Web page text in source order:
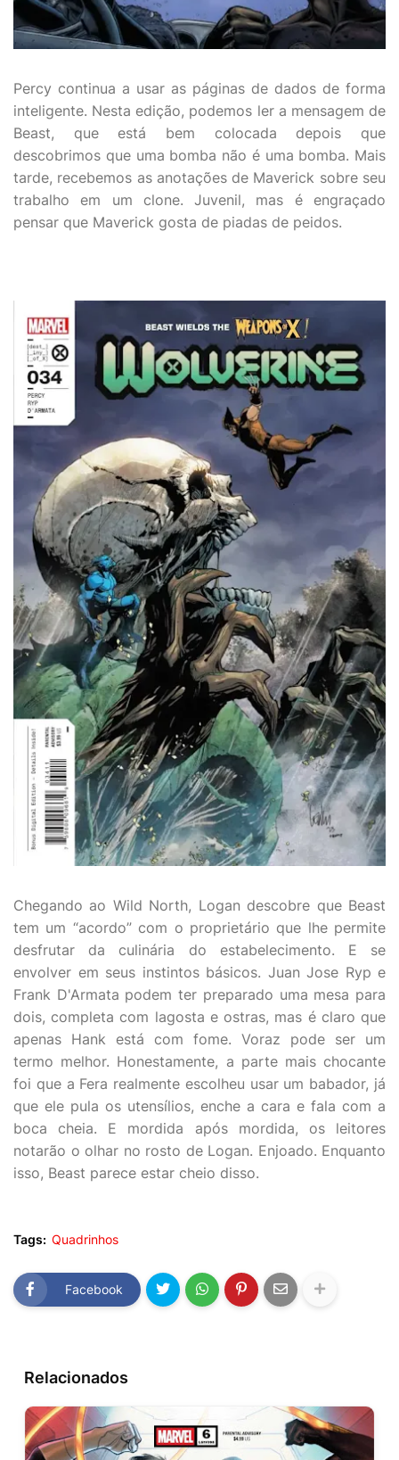
Percy continua a usar as páginas de dados de forma
inteligente. Nesta edição, podemos ler a mensagem de
Beast, que está bem colocada depois que
descobrimos que uma bomba não é uma bomba. Mais
tarde, recebemos as anotações de Maverick sobre seu
trabalho em um clone. Juvenil, mas é engraçado
pensar que Maverick gosta de piadas de peidos.
Chegando ao Wild North, Logan descobre que Beast
tem um “acordo” com o proprietário que lhe permite
desfrutar da culinária do estabelecimento. E se
envolver em seus instintos básicos. Juan Jose Ryp e
Frank D'Armata podem ter preparado uma mesa para
dois, completa com lagosta e ostras, mas é claro que
apenas Hank está com fome. Voraz pode ser um
termo melhor. Honestamente, a parte mais chocante
foi que a Fera realmente escolheu usar um babador, já
que ele pula os utensílios, enche a cara e fala com a
boca cheia. E mordida após mordida, os leitores
notarão o olhar no rosto de Logan. Enjoado. Enquanto
isso, Beast parece estar cheio disso.
Tags: Quadrinhos
Facebook
Relacionados